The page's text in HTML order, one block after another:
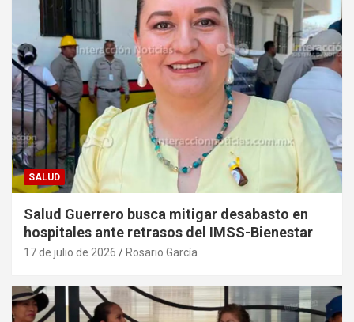
SALUD
Salud Guerrero busca mitigar desabasto en
hospitales ante retrasos del IMSS-Bienestar
17 de julio de 2026 Rosario García